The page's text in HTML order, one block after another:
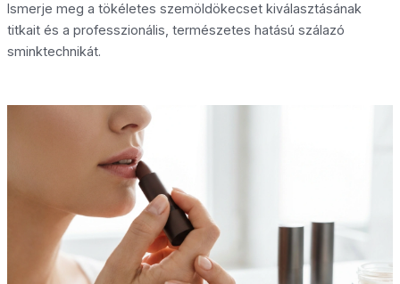
Ismerje meg a tökéletes szemöldökecset kiválasztásának
titkait és a professzionális, természetes hatású szálazó
sminktechnikát.